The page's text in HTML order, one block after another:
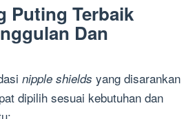
Puting Terbaik
Dan
nipple shields yang disarankan
dipilih sesuai kebutuhan dan